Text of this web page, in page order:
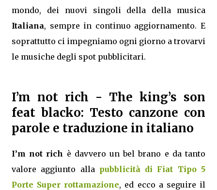
mondo, dei nuovi singoli della della musica
Italiana, sempre in continuo aggiornamento. E
soprattutto ci impegniamo ogni giorno a trovarvi
le musiche degli spot pubblicitari.
I’m not rich - The king’s son
feat blacko: Testo canzone con
parole e traduzione in italiano
I’m not rich è davvero un bel brano e da tanto
valore aggiunto alla pubblicità di Fiat Tipo 5
Porte Super rottamazione, ed ecco a seguire il